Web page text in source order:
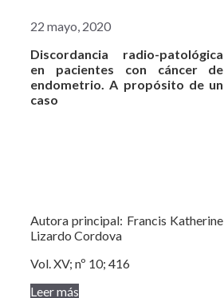
22 mayo, 2020
Discordancia radio-patológica
en pacientes con cáncer de
endometrio. A propósito de un
caso
Autora principal: Francis Katherine
Lizardo Cordova
Vol. XV; nº 10; 416
Leer más